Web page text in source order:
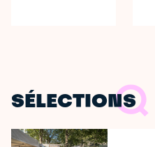
SÉLECTIONS